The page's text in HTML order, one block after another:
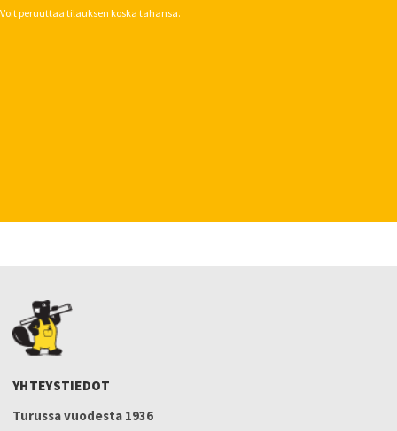
Voit peruuttaa tilauksen koska tahansa.
YHTEYSTIEDOT
Turussa vuodesta 1936